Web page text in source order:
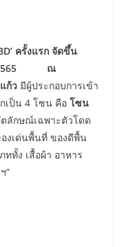
ครั้งแรก จัดขึ้น
ณ
ก้ว มีผู้ประกอบการเข้า
เป็น 4 โซน คือ โซน
ลักษณ์เฉพาะตัวโดด
งเด่นพื้นที่ ของดีพื้น
ททั้ง เสื้อผ้า อาหาร
”